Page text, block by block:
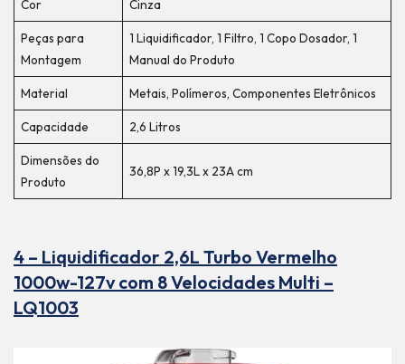
Cor Cinza
Peças para
Montagem
1 Liquidificador, 1 Filtro, 1 Copo Dosador, 1
Manual do Produto
Material Metais, Polímeros, Componentes Eletrônicos
Capacidade 2,6 Litros
Dimensões do
Produto
36,8P x 19,3L x 23A cm
4 – Liquidificador 2,6L Turbo Vermelho
1000w-127v com 8 Velocidades Multi –
LQ1003